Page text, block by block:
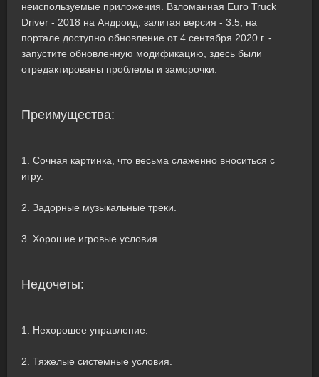
неиспользуемые приложения. Взломанная Euro Truck
Driver - 2018 на Андроид, залитая версия - 3.5, на
портале доступно обновление от 4 сентября 2020 г. -
запустите обновленную модификацию, здесь были
отредактированы проблемы и заморочки.
Преимущества:
1. Сочная картинка, что весьма слаженно вноситься с
игру.
2. Задорные музыкальные треки.
3. Хорошие игровые условия.
Недочеты:
1. Нехорошее управление.
2. Тяжелые системные условия.